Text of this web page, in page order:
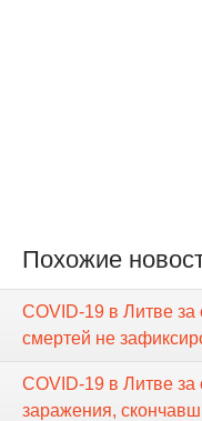
Похожие
COVID-19 в Литве за
смертей не
COVID-19 в Литве за
заражения,